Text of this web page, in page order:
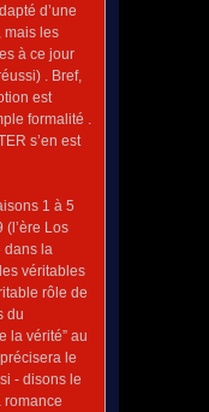
d’une
mais les
à ce jour
. Bref,
est
formalité .
s’en est
1 à 5
(l’ère Los
dans la
véritables
rôle de
du
la vérité” au
le
- disons le
romance